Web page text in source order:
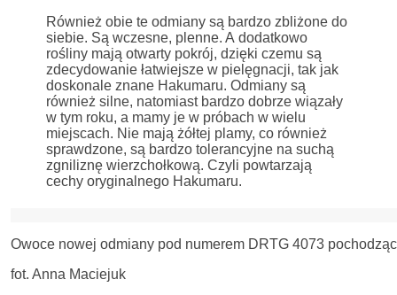
Również obie te odmiany są bardzo zbliżone do
siebie. Są wczesne, plenne. A dodatkowo
rośliny mają otwarty pokrój, dzięki czemu są
zdecydowanie łatwiejsze w pielęgnacji, tak jak
doskonale znane Hakumaru. Odmiany są
również silne, natomiast bardzo dobrze wiązały
w tym roku, a mamy je w próbach w wielu
miejscach. Nie mają żółtej plamy, co również
sprawdzone, są bardzo tolerancyjne na suchą
zgniliznę wierzchołkową. Czyli powtarzają
cechy oryginalnego Hakumaru.
Owoce nowej odmiany pod numerem DRTG 4073
fot. Anna Maciejuk